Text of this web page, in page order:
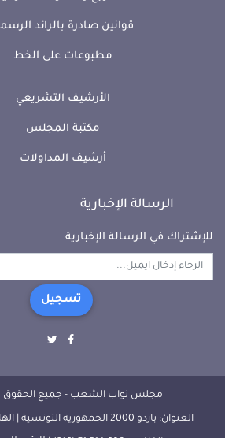
قوانين صادرة بالرائد
مطبوعات على الخط
الأرشيف التشريعي
مكتبة المجلس
أرشيف المداولات
الرسالة الإخبارية
للإشتراك في الرسالة الإخبارية
تسجيل
مجلس نواب الشعب - جميع الحقوق